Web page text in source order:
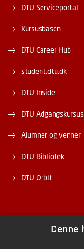
DTU Serviceportal
Kursusbasen
DTU Career Hub
student.dtu.dk
DTU Inside
DTU Adgangskursus
Alumner og venner
DTU Bibliotek
DTU Orbit
Denne